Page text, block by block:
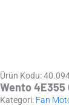
Ürün Kodu:
Wento 4E355
Kategori: Fan